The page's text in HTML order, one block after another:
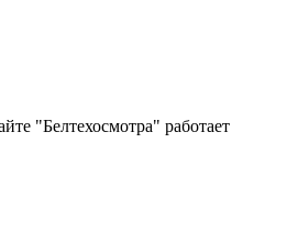
"Белтехосмотра" работает